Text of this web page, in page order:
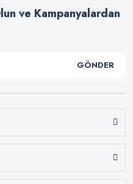
ve Kampanyalardan
GÖNDER